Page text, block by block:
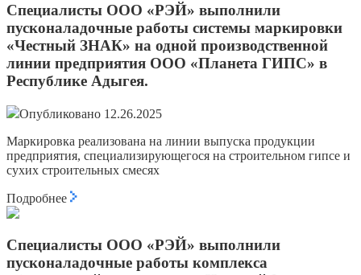
Специалисты ООО «РЭЙ» выполнили
пусконаладочные работы системы маркировки
«Честный ЗНАК» на одной производственной
линии предприятия ООО «Планета ГИПС» в
Республике Адыгея.
Опубликовано 12.26.2025
Маркировка реализована на линии выпуска продукции
предприятия, специализирующегося на строительном гипсе и
сухих строительных смесях
Подробнее
Специалисты ООО «РЭЙ» выполнили
пусконаладочные работы комплекса